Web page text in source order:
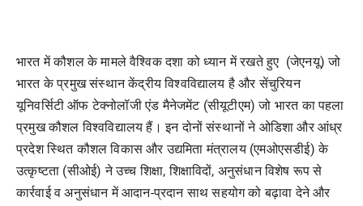
भारत में कौशल के मामले वैश्विक दशा को ध्यान में रखते हुए (जेएनयू) जो
भारत के प्रमुख संस्थान केंद्रीय विश्वविद्यालय है और सेंचुरियन
यूनिवर्सिटी ऑफ टेक्नोलॉजी एंड मैनेजमेंट (सीयूटीएम) जो भारत का पहला
प्रमुख कौशल विश्वविद्यालय हैं। इन दोनों संस्थानों ने ओडिशा और आंध्र
प्रदेश स्थित कौशल विकास और उद्यमिता मंत्रालय (एमओएसडीई) के
उत्कृष्टता (सीओई) ने उच्च शिक्षा, शिक्षाविदों, अनुसंधान विशेष रूप से
कार्रवाई व अनुसंधान में आदान-प्रदान साथ सहयोग को बढ़ावा देने और